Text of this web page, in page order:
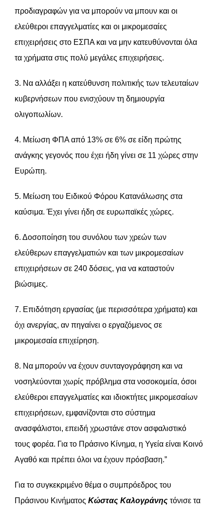
προδιαγραφών για να μπορούν να μπουν και οι
ελεύθεροι επαγγελματίες και οι μικρομεσαίες
επιχειρήσεις στο ΕΣΠΑ και να μην κατευθύνονται όλα
τα χρήματα στις πολύ μεγάλες επιχειρήσεις.
3. Να αλλάξει η κατεύθυνση πολιτικής των τελευταίων
κυβερνήσεων που ενισχύουν τη δημιουργία
ολιγοπωλίων.
4. Μείωση ΦΠΑ από 13% σε 6% σε είδη πρώτης
ανάγκης γεγονός που έχει ήδη γίνει σε 11 χώρες στην
Ευρώπη.
5. Μείωση του Ειδικού Φόρου Κατανάλωσης στα
καύσιμα. Έχει γίνει ήδη σε ευρωπαϊκές χώρες.
6. Δοσοποίηση του συνόλου των χρεών των
ελεύθερων επαγγελματιών και των μικρομεσαίων
επιχειρήσεων σε 240 δόσεις, για να καταστούν
βιώσιμες.
7. Επιδότηση εργασίας (με περισσότερα χρήματα) και
όχι ανεργίας, αν πηγαίνει ο εργαζόμενος σε
μικρομεσαία επιχείρηση.
8. Να μπορούν να έχουν συνταγογράφηση και να
νοσηλεύονται χωρίς πρόβλημα στα νοσοκομεία, όσοι
ελεύθεροι επαγγελματίες και ιδιοκτήτες μικρομεσαίων
επιχειρήσεων, εμφανίζονται στο σύστημα
ανασφάλιστοι, επειδή χρωστάνε στον ασφαλιστικό
τους φορέα. Για το Πράσινο Κίνημα, η Υγεία είναι Κοινό
Αγαθό και πρέπει όλοι να έχουν πρόσβαση.”
Για το συγκεκριμένο θέμα ο συμπρόεδρος του
Πράσινου Κινήματος Κώστας Καλογράνης τόνισε τα